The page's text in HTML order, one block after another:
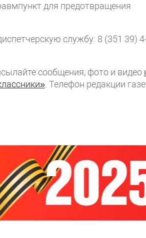
для предотвращения
службу: 8 (351 39)
сообщения, фото и видео
. Телефон редакции